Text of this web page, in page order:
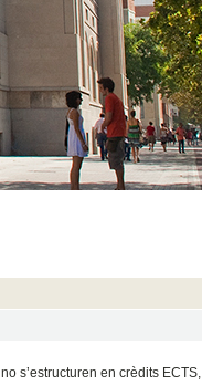
s’estructuren en crèdits